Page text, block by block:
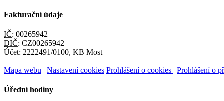
Fakturační údaje
IČ: 00265942
DIČ: CZ00265942
Účet: 2222491/0100, KB Most
Mapa webu | Nastavení cookies Prohlášení o cookies | Prohlášení o
Úřední hodiny